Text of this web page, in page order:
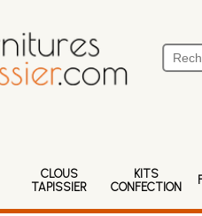
CLOUS
TAPISSIER
KITS
CONFECTION